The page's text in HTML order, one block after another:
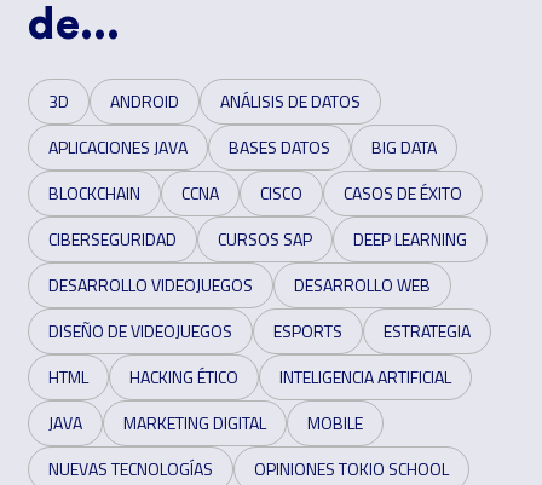
de...
3D ANDROID
ANÁLISIS DE DATOS
APLICACIONES JAVA
BASES DATOS
BIG DATA
BLOCKCHAIN
CCNA CISCO
CASOS DE ÉXITO
CIBERSEGURIDAD
CURSOS SAP
DEEP LEARNING
DESARROLLO VIDEOJUEGOS
DESARROLLO WEB
DISEÑO DE VIDEOJUEGOS
ESPORTS
ESTRATEGIA
HTML
HACKING ÉTICO
INTELIGENCIA ARTIFICIAL
JAVA
MARKETING DIGITAL
MOBILE
NUEVAS TECNOLOGÍAS
OPINIONES TOKIO SCHOOL